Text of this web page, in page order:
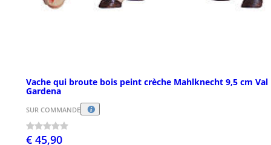
Vache qui broute bois peint crèche Mahlknecht 9,5 cm Val
Gardena
SUR COMMANDE
€ 45,90